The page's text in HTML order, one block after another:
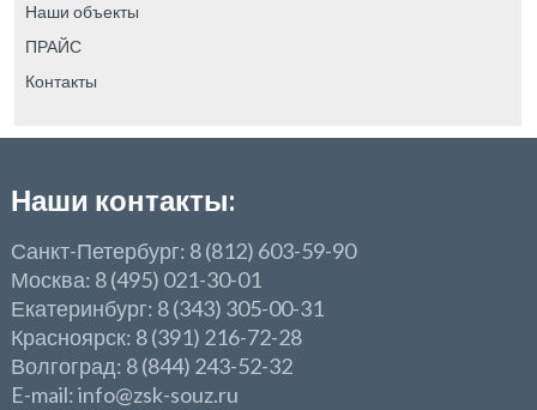
Наши объекты
ПРАЙС
Контакты
Наши контакты:
Санкт-Петербург: 8 (812) 603-59-90
Москва: 8 (495) 021-30-01
Екатеринбург: 8 (343) 305-00-31
Красноярск: 8 (391) 216-72-28
Волгоград: 8 (844) 243-52-32
E-mail: info@zsk-souz.ru